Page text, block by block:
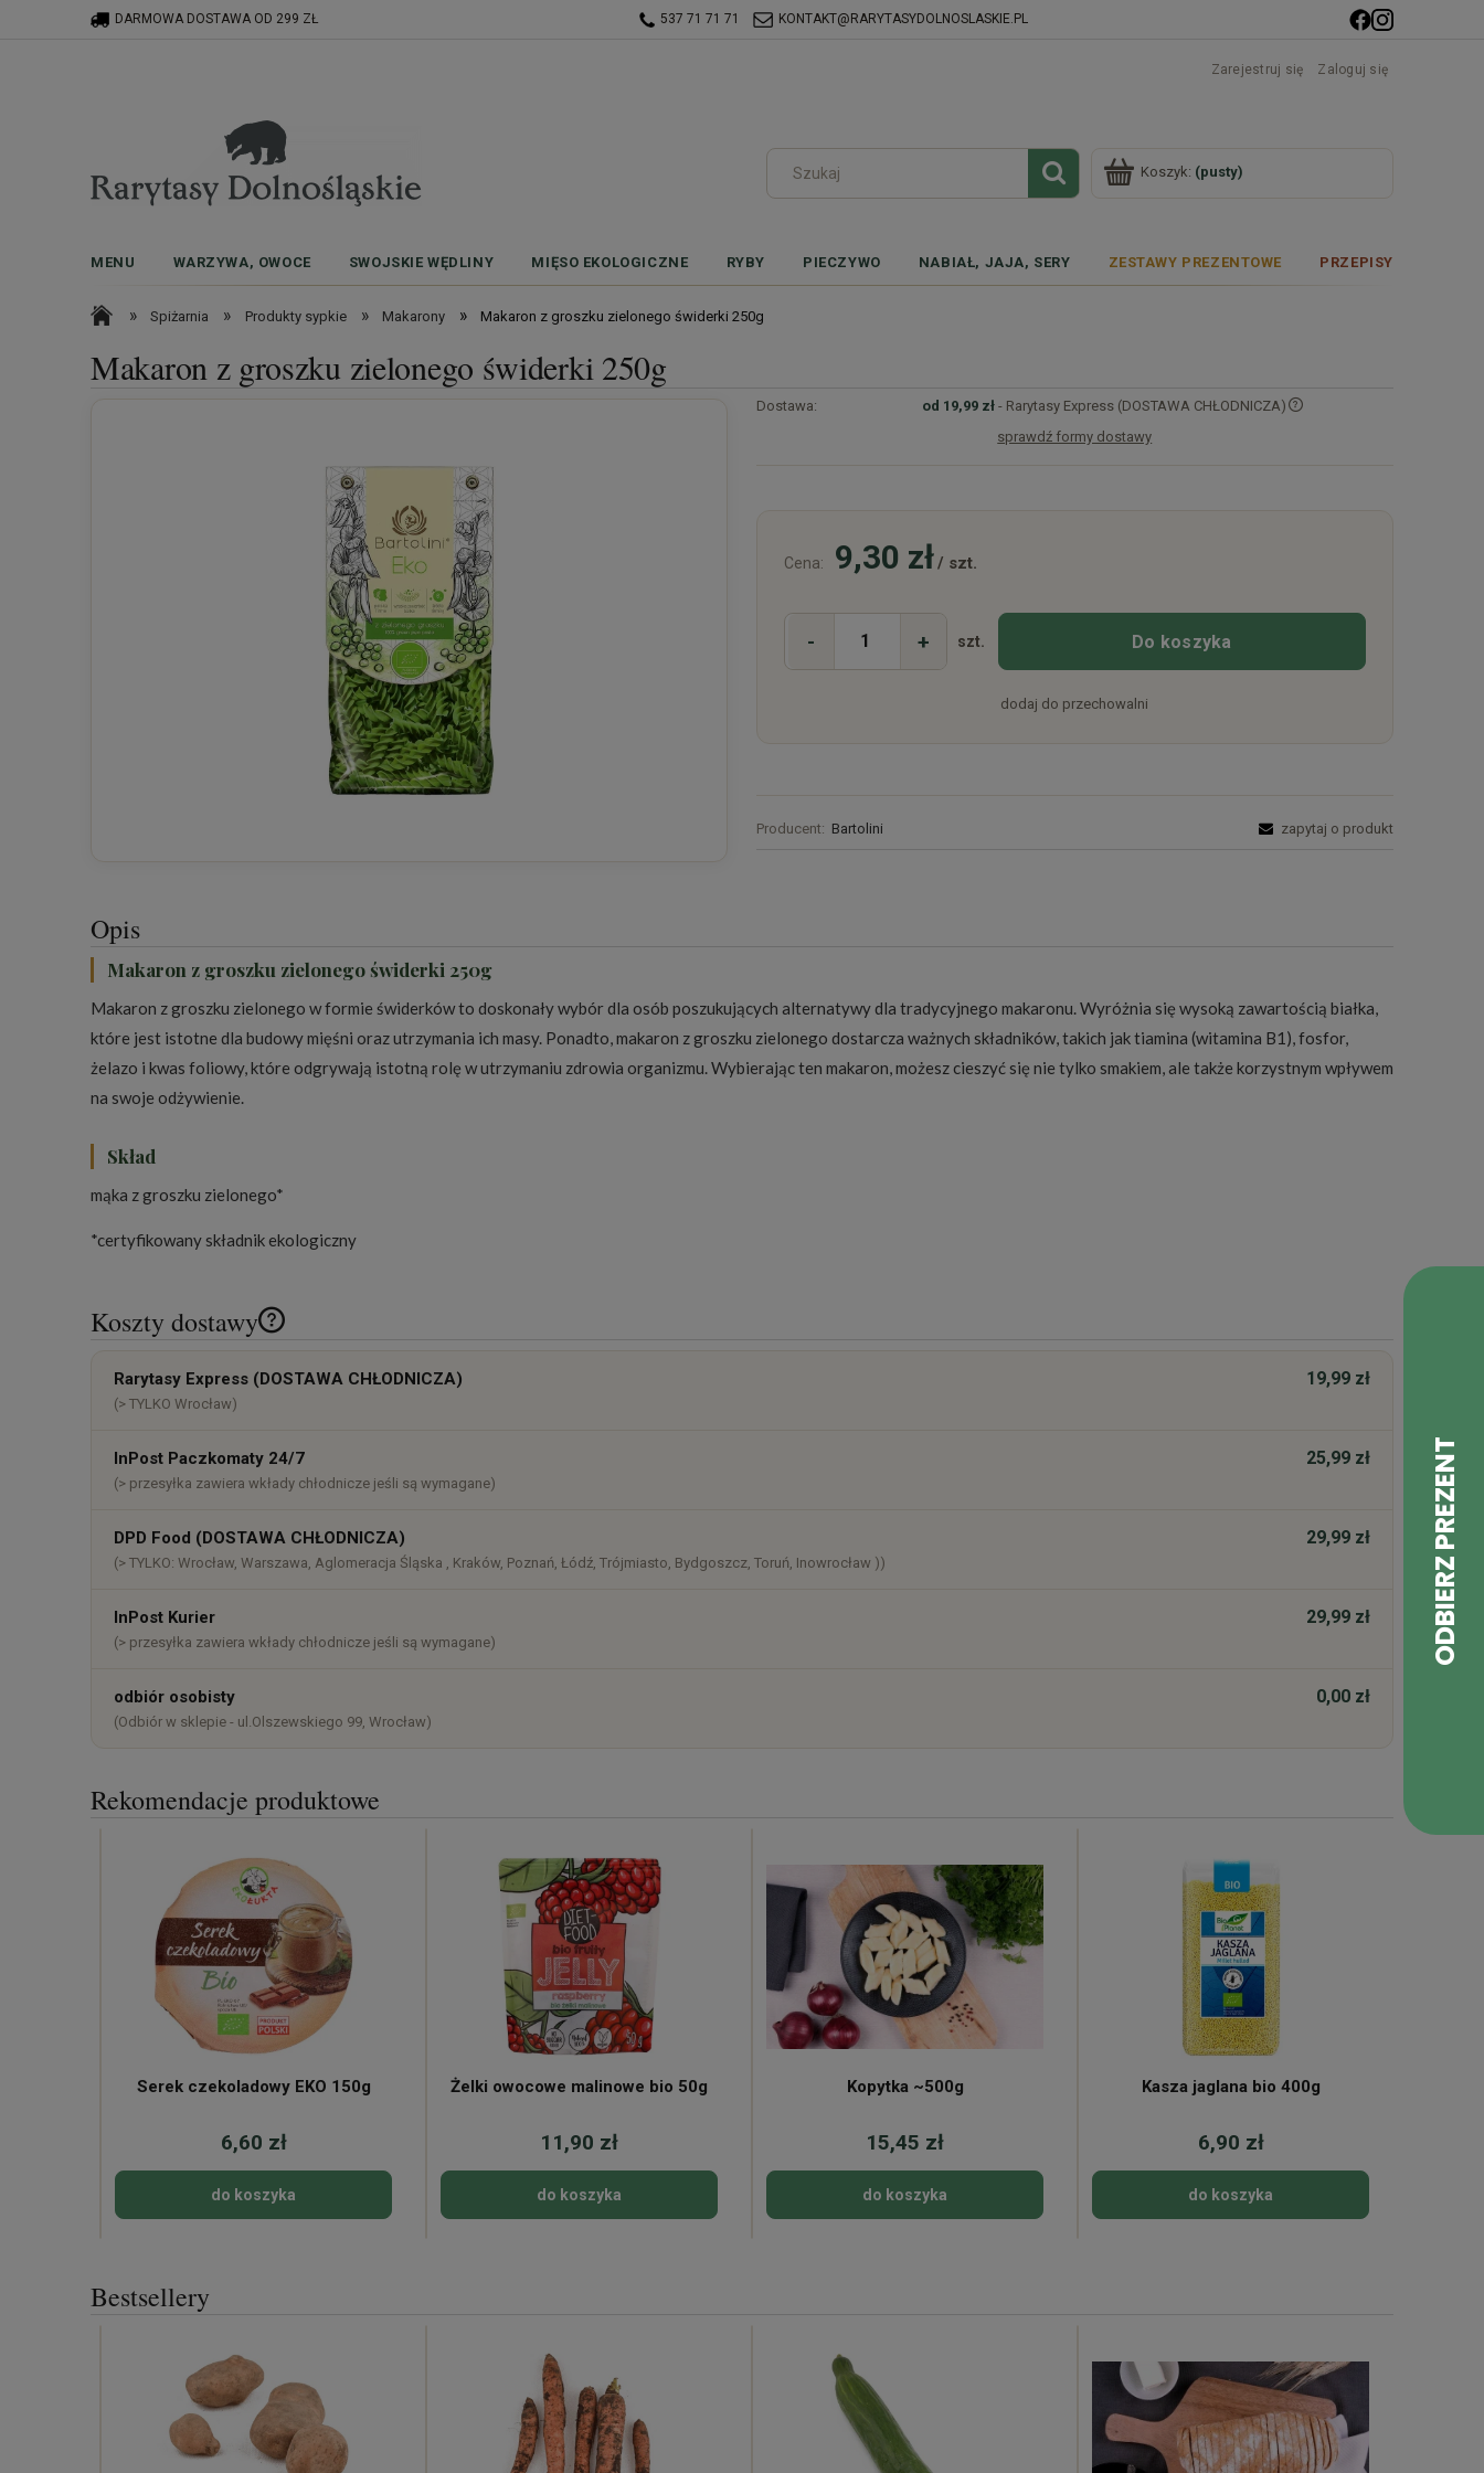
DARMOWA DOSTAWA OD 299 ZŁ 537 71 71 71 KONTAKT@RARYTASYDOLNOSLASKIE.PL
Zarejestruj się Zaloguj się
Koszyk: (pusty)
MENU WARZYWA, OWOCE SWOJSKIE WĘDLINY MIĘSO EKOLOGICZNE RYBY PIECZYWO NABIAŁ, JAJA, SERY ZESTAWY PREZENTOWE PRZEPISY
» Spiżarnia » Produkty sypkie » Makarony » Makaron z groszku zielonego świderki 250g
Makaron z groszku zielonego świderki 250g
Dostawa: od 19,99 zł - Rarytasy Express (DOSTAWA CHŁODNICZA)
sprawdź formy dostawy
Cena: 9,30 zł/ szt.
- + szt. Do koszyka
dodaj do przechowalni
Producent: Bartolini zapytaj o produkt
Opis
Makaron z groszku zielonego świderki 250g
Makaron z groszku zielonego w formie świderków to doskonały wybór dla osób poszukujących alternatywy dla tradycyjnego makaronu. Wyróżnia się wysoką zawartością białka,
które jest istotne dla budowy mięśni oraz utrzymania ich masy. Ponadto, makaron z groszku zielonego dostarcza ważnych składników, takich jak tiamina (witamina B1), fosfor,
żelazo i kwas foliowy, które odgrywają istotną rolę w utrzymaniu zdrowia organizmu. Wybierając ten makaron, możesz cieszyć się nie tylko smakiem, ale także korzystnym wpływem
na swoje odżywienie.
Skład
mąka z groszku zielonego*
*certyfikowany składnik ekologiczny
Koszty dostawy
Cena nie zawiera ewentualnych kosztów
Rarytasy Express (DOSTAWA CHŁODNICZA)
(> TYLKO Wrocław)
19,99 zł
InPost Paczkomaty 24/7
(> przesyłka zawiera wkłady chłodnicze jeśli są wymagane)
25,99 zł
DPD Food (DOSTAWA CHŁODNICZA)
(> TYLKO: Wrocław, Warszawa, Aglomeracja Śląska , Kraków, Poznań, Łódź, Trójmiasto, Bydgoszcz, Toruń, Inowrocław ))
29,99 zł
InPost Kurier
(> przesyłka zawiera wkłady chłodnicze jeśli są wymagane)
29,99 zł
odbiór osobisty
(Odbiór w sklepie - ul.Olszewskiego 99, Wrocław)
0,00 zł
Rekomendacje produktowe
Serek czekoladowy EKO 150g
6,60 zł
do koszyka
Żelki owocowe malinowe bio 50g
11,90 zł
do koszyka
Kopytka ~500g
15,45 zł
do koszyka
Kasza jaglana bio 400g
6,90 zł
do koszyka
Bestsellery